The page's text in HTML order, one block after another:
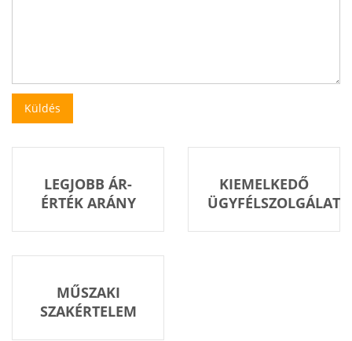
LEGJOBB ÁR-
ÉRTÉK ARÁNY
KIEMELKEDŐ
ÜGYFÉLSZOLGÁLAT
MŰSZAKI
SZAKÉRTELEM